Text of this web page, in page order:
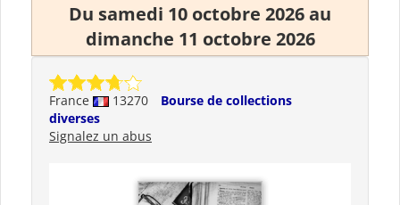
Du samedi 10 octobre 2026 au
dimanche 11 octobre 2026
France 13270
Bourse de collections
diverses
Signalez un abus